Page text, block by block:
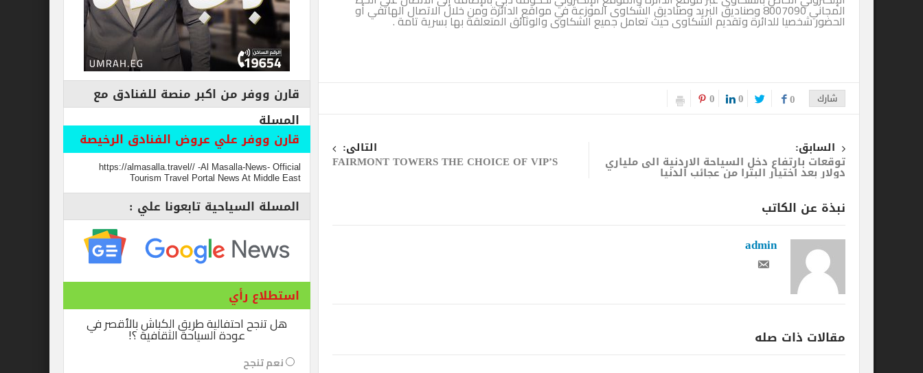
المجاني 8007090 وصناديق البريد وصناديق الشكاوى الموزعة في مواقع الدائرة ومن خلال الاتصال الهاتفي أو
الحضور شخصيا للدائرة وتقديم الشكاوى حيث تعامل جميع الشكاوى والوثائق المتعلقة بها بسرية تامة .
0
0
0
السابق:
توقعات بارتفاع دخل السياحة الاردنية الى ملياري
دولار بعد اختيار البترا من عجائب الدنيا
FAIRMONT TOWERS THE CHOICE OF VIP’S
نبذة عن الكاتب
admin
مقالات ذات صله
قارن ووفر من اكبر منصة للفنادق مع
المسلة
قارن ووفر علي عروض الفنادق الرخيصة
https://almasalla.travel// -Al Masalla-News- Official
Tourism Travel Portal News At Middle East
المسلة السياحية تابعونا علي :
استطلاع رأي
هل تنجح احتفالية طريق الكباش بالأقصر في
عودة السياحة الثقافية ؟!
نعم تنجح